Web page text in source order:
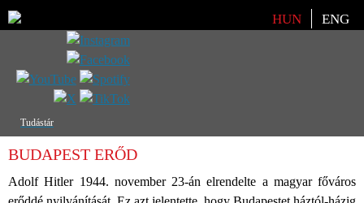
Válasszon nyelvet
HUN ENG
Tudástár
BUDAPEST ERŐD
Adolf Hitler 1944. november 23-án elrendelte a magyar főváros